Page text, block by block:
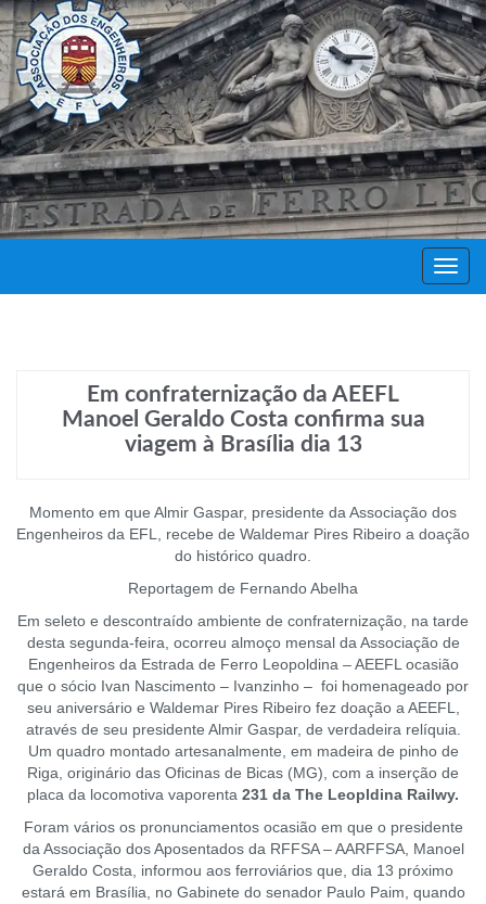
Em confraternização da AEEFL
Manoel Geraldo Costa confirma sua
viagem à Brasília dia 13
Momento em que Almir Gaspar, presidente da Associação dos
Engenheiros da EFL, recebe de Waldemar Pires Ribeiro a doação
do histórico quadro.
Reportagem de Fernando Abelha
Em seleto e descontraído ambiente de confraternização, na tarde
desta segunda-feira, ocorreu almoço mensal da Associação de
Engenheiros da Estrada de Ferro Leopoldina – AEEFL ocasião
que o sócio Ivan Nascimento – Ivanzinho – foi homenageado por
seu aniversário e Waldemar Pires Ribeiro fez doação a AEEFL,
através de seu presidente Almir Gaspar, de verdadeira relíquia.
Um quadro montado artesanalmente, em madeira de pinho de
Riga, originário das Oficinas de Bicas (MG), com a inserção de
placa da locomotiva vaporenta 231 da The Leopldina Railwy.
Foram vários os pronunciamentos ocasião em que o presidente
da Associação dos Aposentados da RFFSA – AARFFSA, Manoel
Geraldo Costa, informou aos ferroviários que, dia 13 próximo
estará em Brasília, no Gabinete do senador Paulo Paim, quando